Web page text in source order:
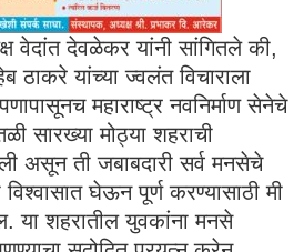
वेदांत देवळेकर यांनी सांगितले की,
ठाकरे यांच्या ज्वलंत विचाराला
महाराष्ट्र नवनिर्माण सेनेचे
सारख्या मोठ्या शहराची
असून ती जबाबदारी सर्व मनसेचे
विश्वासात घेऊन पूर्ण करण्यासाठी मी
शहरातील युवकांना मनसे